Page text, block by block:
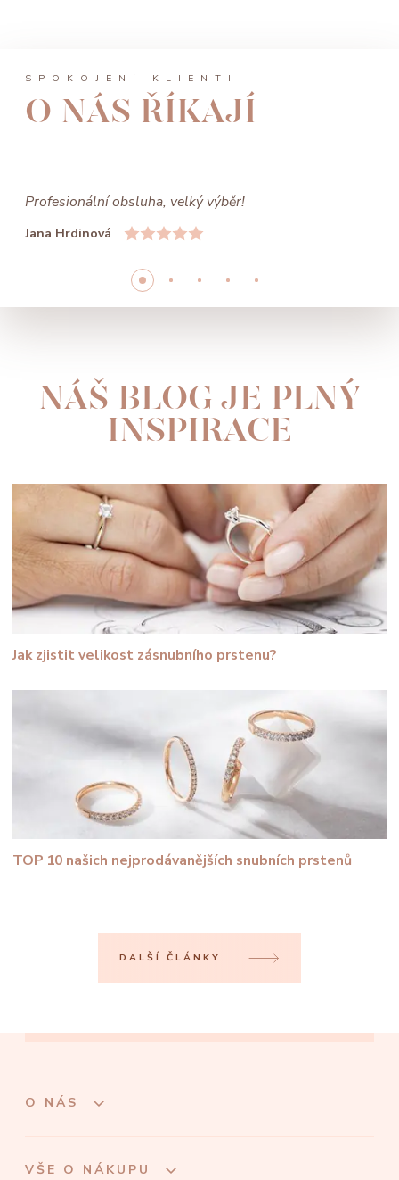
SPOKOJENÍ KLIENTI
O NÁS ŘÍKAJÍ
Profesionální obsluha, velký výběr!
Jana Hrdinová
NÁŠ BLOG JE PLNÝ
INSPIRACE
Jak zjistit velikost zásnubního prstenu?
TOP 10 našich nejprodávanějších snubních prstenů
DALŠÍ ČLÁNKY
O NÁS
VŠE O NÁKUPU